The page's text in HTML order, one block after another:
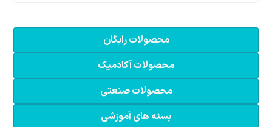
محصولات رایگان
محصولات آکادمیک
محصولات صنعتی
بسته های آموزشی